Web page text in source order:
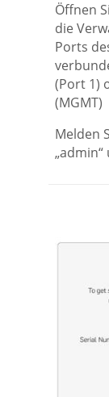
Öffnen
die
Ports
(Port 1)
(MGMT)
Melden